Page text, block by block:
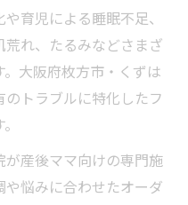
育児による睡眠不足、
れ、たるみなどさまざ
大阪府枚方市・くずは
トラブルに特化したフ
が産後ママ向けの専門施
悩みに合わせたオーダ